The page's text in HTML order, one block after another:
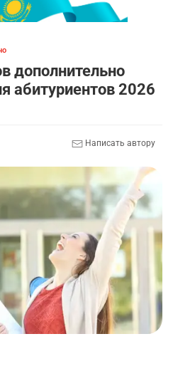
дополнительно
абитуриентов 2026
Написать автору